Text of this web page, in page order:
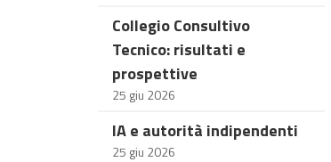
Collegio Consultivo
Tecnico: risultati e
prospettive
25 giu 2026
IA e autorità indipendenti
25 giu 2026